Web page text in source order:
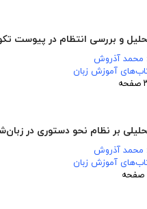
و بررسی انتظام در پیوست
محمد آذروش
آموزش زبان
بر نظام نحو دستوری در
محمد آذروش
آموزش زبان